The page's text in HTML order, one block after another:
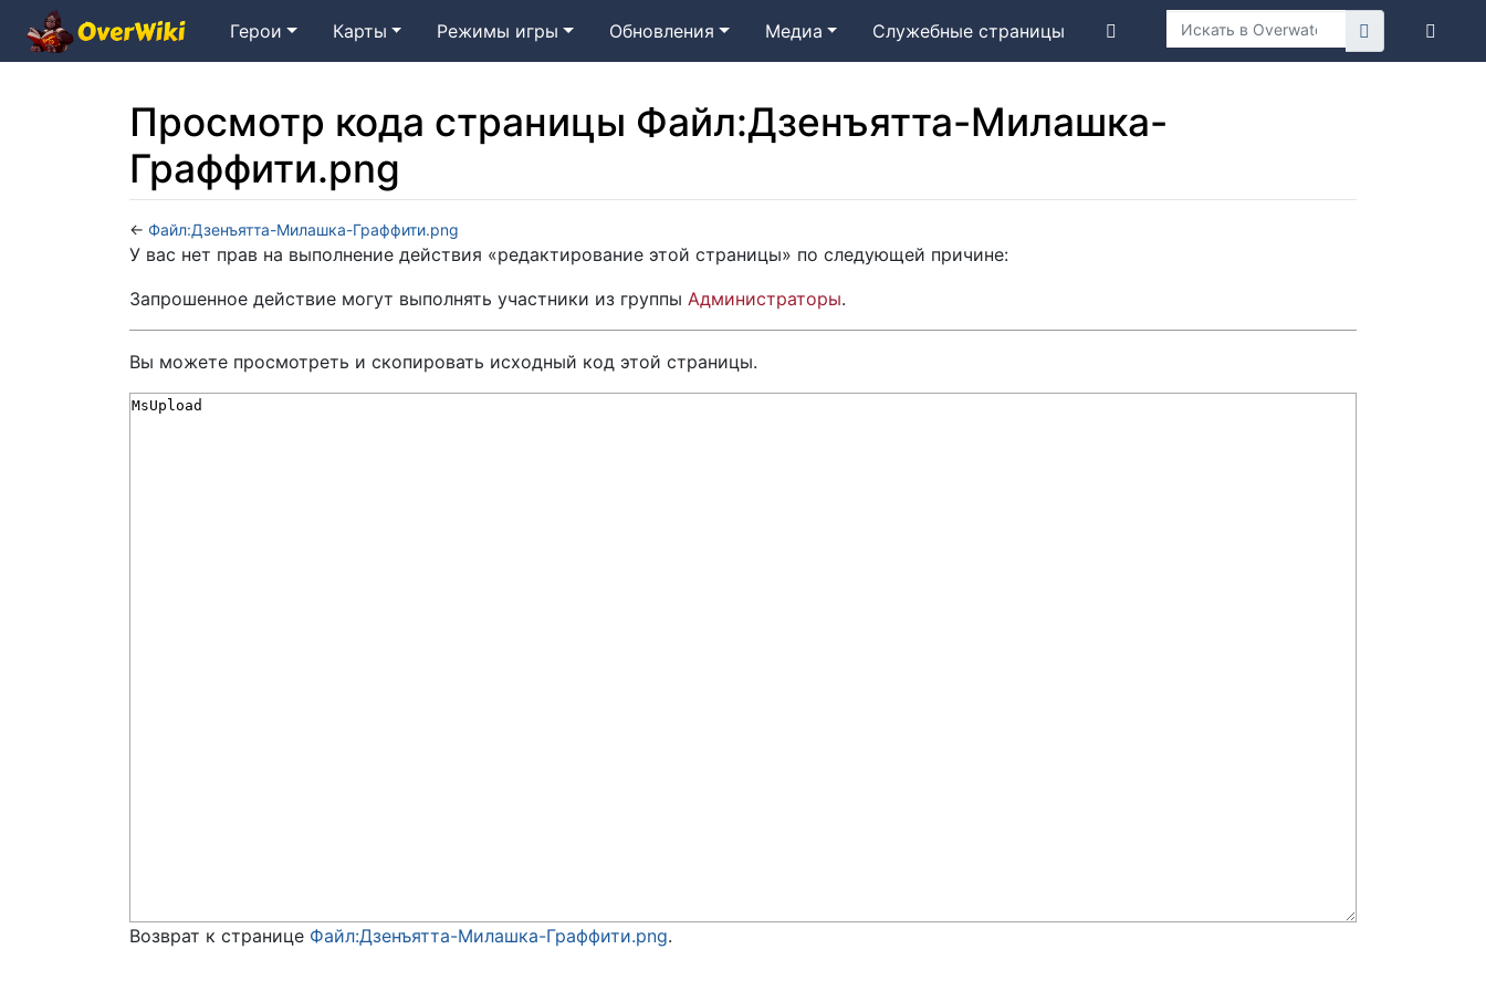
Герои Карты Режимы игры Обновления Медиа Служебные страницы
Просмотр кода страницы Файл:Дзенъятта-Милашка-
Граффити.png
← Файл:Дзенъятта-Милашка-Граффити.png
Перейти к:навигация,поиск
У вас нет прав на выполнение действия «редактирование этой страницы» по следующей причине:
Запрошенное действие могут выполнять участники из группы Администраторы.
Вы можете просмотреть и скопировать исходный код этой страницы.
Возврат к странице Файл:Дзенъятта-Милашка-Граффити.png.